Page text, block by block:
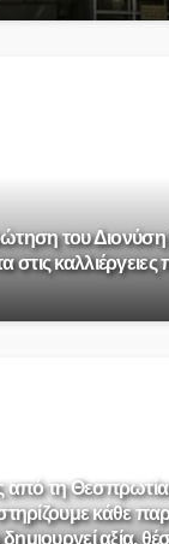
του Διονύση
τη
κάθε
αξία,